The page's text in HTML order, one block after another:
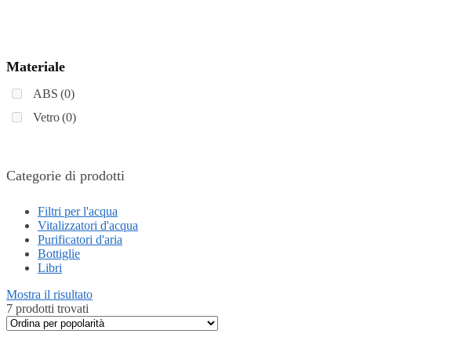
Materiale
ABS (0)
Vetro(0)
Categorie di prodotti
Filtri per l'acqua
Vitalizzatori d'acqua
Purificatori d'aria
Bottiglie
Libri
Mostra il risultato
7 prodotti trovati